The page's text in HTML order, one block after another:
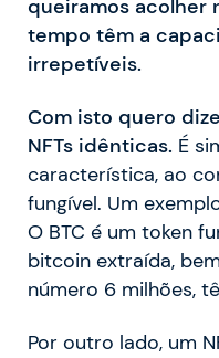
queiramos acolher
tempo têm a
irrepetíveis.
Com isto quero
NFTs idênticas. É
característica, ao
fungível. Um
O BTC é um token
bitcoin extraída,
número 6 milhões,
Por outro lado, um